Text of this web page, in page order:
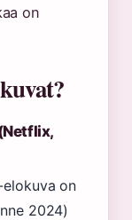
on
on
2024)